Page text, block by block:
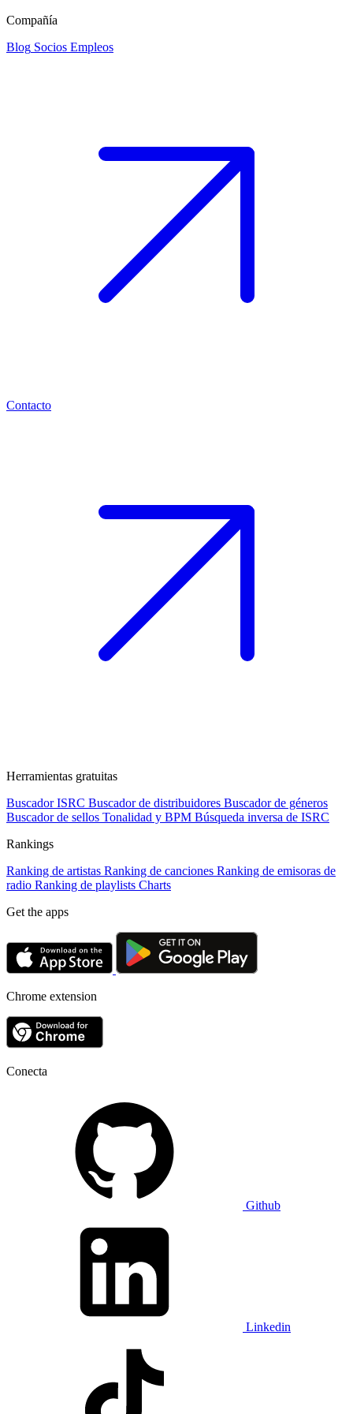
Compañía
Blog Socios Empleos
Contacto
Herramientas gratuitas
Buscador ISRC Buscador de distribuidores Buscador de géneros
Buscador de sellos Tonalidad y BPM Búsqueda inversa de ISRC
Rankings
Ranking de artistas Ranking de canciones Ranking de emisoras de
radio Ranking de playlists Charts
Get the apps
Chrome extension
Conecta
Github
Linkedin